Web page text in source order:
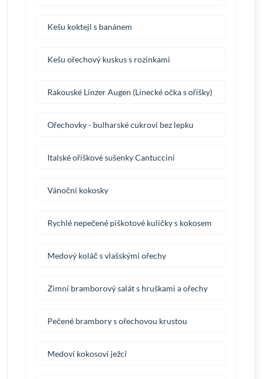
Kešu koktejl s banánem
Kešu ořechový kuskus s rozinkami
Rakouské Linzer Augen (Linecké očka s oříšky)
Ořechovky - bulharské cukroví bez lepku
Italské oříškové sušenky Cantuccini
Vánoční kokosky
Rychlé nepečené piškotové kuličky s kokosem
Medový koláč s vlašskými ořechy
Zimní bramborový salát s hruškami a ořechy
Pečené brambory s ořechovou krustou
Medoví kokosoví ježci